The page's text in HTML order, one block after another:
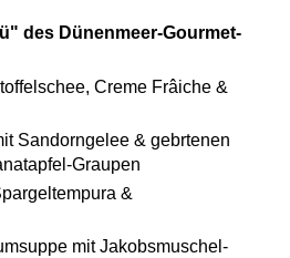
des Dünenmeer-Gourmet-
Creme Frâiche &
Sandorngelee & gebrtenen
Graupen
&
mit Jakobsmuschel-